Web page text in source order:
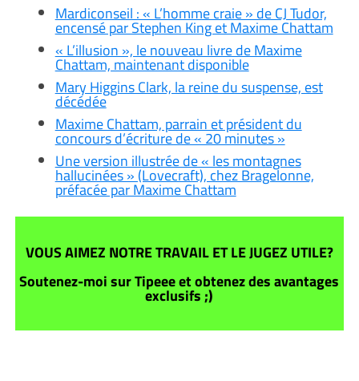
Mardiconseil : « L’homme craie » de CJ Tudor,
encensé par Stephen King et Maxime Chattam
« L’illusion », le nouveau livre de Maxime
Chattam, maintenant disponible
Mary Higgins Clark, la reine du suspense, est
décédée
Maxime Chattam, parrain et président du
concours d’écriture de « 20 minutes »
Une version illustrée de « les montagnes
hallucinées » (Lovecraft), chez Bragelonne,
préfacée par Maxime Chattam
VOUS AIMEZ NOTRE TRAVAIL ET LE JUGEZ UTILE?
Soutenez-moi sur Tipeee et obtenez des avantages
exclusifs ;)